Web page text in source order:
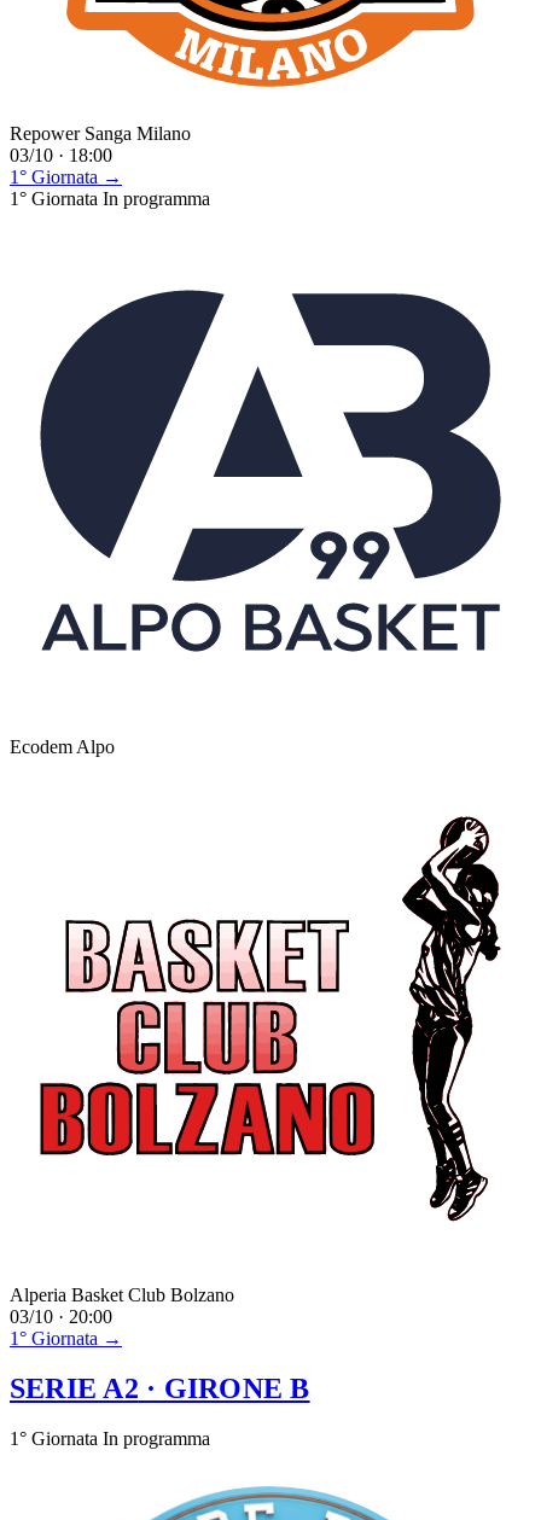
Repower Sanga Milano
03/10 · 18:00
1° Giornata →
1° Giornata In programma
Ecodem Alpo
Alperia Basket Club Bolzano
03/10 · 20:00
1° Giornata →
SERIE A2 · GIRONE B
1° Giornata In programma